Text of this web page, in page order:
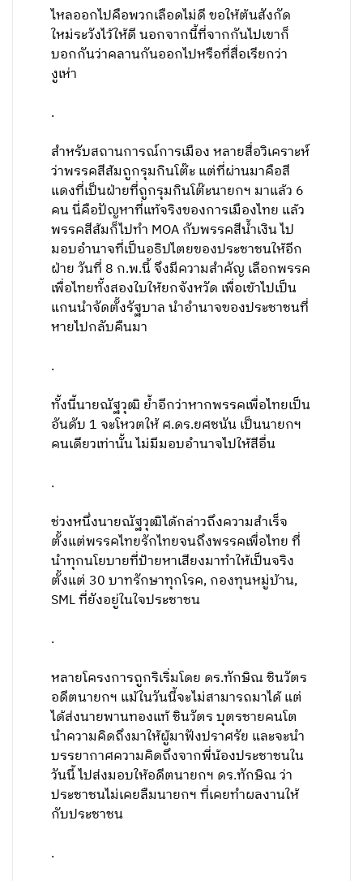
ไหลออกไปคือพวกเลือดไม่ดี ขอให้ต้นสังกัด
ใหม่ระวังไว้ให้ดี นอกจากนี้ที่จากกันไปเขาก็
บอกกันว่าคลานกันออกไปหรือที่สื่อเรียกว่า
งูเห่า
.
สำหรับสถานการณ์การเมือง หลายสื่อวิเคราะห์
ว่าพรรคสีส้มถูกรุมกินโต๊ะ แต่ที่ผ่านมาคือสี
แดงที่เป็นฝ่ายที่ถูกรุมกินโต๊ะนายกฯ มาแล้ว 6
คน นี่คือปัญหาที่แท้จริงของการเมืองไทย แล้ว
พรรคสีส้มก็ไปทำ MOA กับพรรคสีน้ำเงิน ไป
มอบอำนาจที่เป็นอธิปไตยของประชาชนให้อีก
ฝ่าย วันที่ 8 ก.พ.นี้ จึงมีความสำคัญ เลือกพรรค
เพื่อไทยทั้งสองใบให้ยกจังหวัด เพื่อเข้าไปเป็น
แกนนำจัดตั้งรัฐบาล นำอำนาจของประชาชนที่
หายไปกลับคืนมา
.
ทั้งนี้นายณัฐวุฒิ ย้ำอีกว่าหากพรรคเพื่อไทยเป็น
อันดับ 1 จะโหวตให้ ศ.ดร.ยศชนัน เป็นนายกฯ
คนเดียวเท่านั้น ไม่มีมอบอำนาจไปให้สีอื่น
.
ช่วงหนึ่งนายณัฐวุฒิได้กล่าวถึงความสำเร็จ
ตั้งแต่พรรคไทยรักไทยจนถึงพรรคเพื่อไทย ที่
นำทุกนโยบายที่ป้ายหาเสียงมาทำให้เป็นจริง
ตั้งแต่ 30 บาทรักษาทุกโรค, กองทุนหมู่บ้าน,
SML ที่ยังอยู่ในใจประชาชน
.
หลายโครงการถูกริเริ่มโดย ดร.ทักษิณ ชินวัตร
อดีตนายกฯ แม้ในวันนี้จะไม่สามารถมาได้ แต่
ได้ส่งนายพานทองแท้ ชินวัตร บุตรชายคนโต
นำความคิดถึงมาให้ผู้มาฟังปราศรัย และจะนำ
บรรยากาศความคิดถึงจากพี่น้องประชาชนใน
วันนี้ ไปส่งมอบให้อดีตนายกฯ ดร.ทักษิณ ว่า
ประชาชนไม่เคยลืมนายกฯ ที่เคยทำผลงานให้
กับประชาชน
.